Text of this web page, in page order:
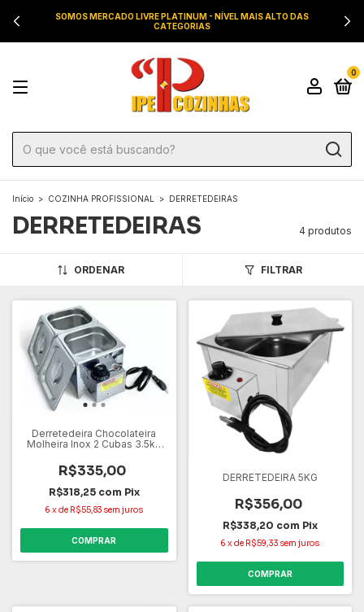
SOMOS MERCADO LIVRE PLATINUM - NÍVEL MAIS ALTO DAS
CATEGORIAS
0
Início > COZINHA PROFISSIONAL > DERRETEDEIRAS
DERRETEDEIRAS 4 produtos
ORDENAR FILTRAR
Derretedeira Chocolateira
Molheira Inox 2 Cubas 3.5kg
R$335,00
R$318,25 com Pix
6 xde R$55,83 sem juros
COMPRAR
DERRETEDEIRA 5KG
R$356,00
R$338,20 com Pix
6 xde R$59,33 sem juros
COMPRAR